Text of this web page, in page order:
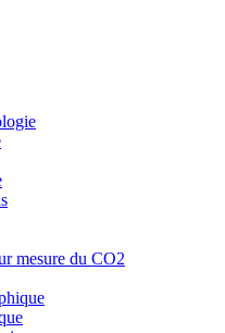
mesure du CO2